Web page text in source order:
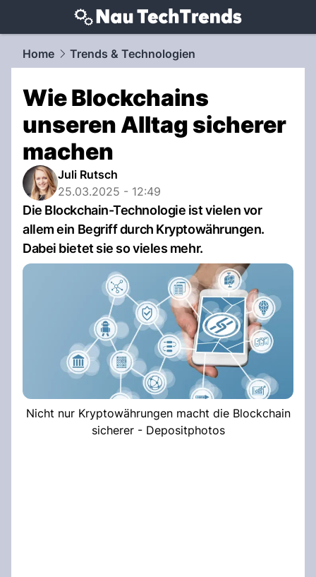
techtrends.NAU.ch
Home Trends & Technologien
Wie Blockchains
unseren Alltag sicherer
machen
Juli Rutsch
25.03.2025 - 12:49
Die Blockchain-Technologie ist vielen vor
allem ein Begriff durch Kryptowährungen.
Dabei bietet sie so vieles mehr.
Nicht nur Kryptowährungen macht die Blockchain
sicherer - Depositphotos